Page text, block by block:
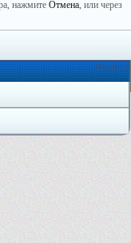
нажмите Отмена, или через
Онлайн: 3